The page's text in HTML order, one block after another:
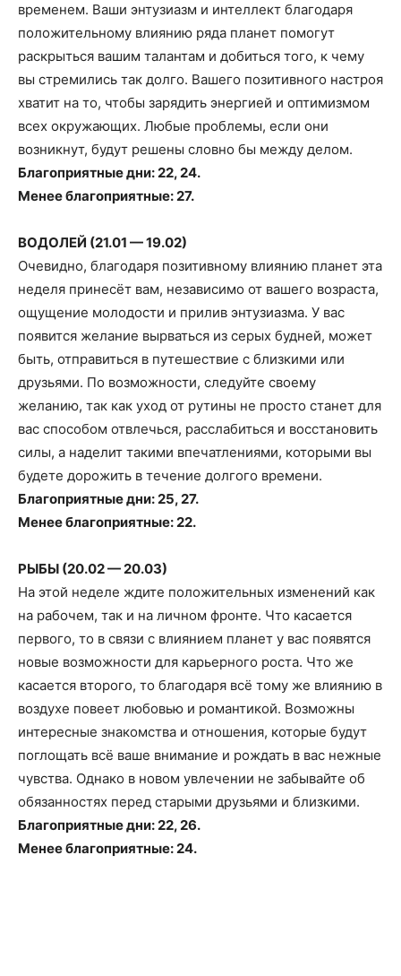
временем. Ваши энтузиазм и интеллект благодаря
положительному влиянию ряда планет помогут
раскрыться вашим талантам и добиться того, к чему
вы стремились так долго. Вашего позитивного настроя
хватит на то, чтобы зарядить энергией и оптимизмом
всех окружающих. Любые проблемы, если они
возникнут, будут решены словно бы между делом.
Благоприятные дни: 22, 24.
Менее благоприятные: 27.
ВОДОЛЕЙ (21.01 — 19.02)
Очевидно, благодаря позитивному влиянию планет эта
неделя принесёт вам, независимо от вашего возраста,
ощущение молодости и прилив энтузиазма. У вас
появится желание вырваться из серых будней, может
быть, отправиться в путешествие с близкими или
друзьями. По возможности, следуйте своему
желанию, так как уход от рутины не просто станет для
вас способом отвлечься, расслабиться и восстановить
силы, а наделит такими впечатлениями, которыми вы
будете дорожить в течение долгого времени.
Благоприятные дни: 25, 27.
Менее благоприятные: 22.
РЫБЫ (20.02 — 20.03)
На этой неделе ждите положительных изменений как
на рабочем, так и на личном фронте. Что касается
первого, то в связи с влиянием планет у вас появятся
новые возможности для карьерного роста. Что же
касается второго, то благодаря всё тому же влиянию в
воздухе повеет любовью и романтикой. Возможны
интересные знакомства и отношения, которые будут
поглощать всё ваше внимание и рождать в вас нежные
чувства. Однако в новом увлечении не забывайте об
обязанностях перед старыми друзьями и близкими.
Благоприятные дни: 22, 26.
Менее благоприятные: 24.